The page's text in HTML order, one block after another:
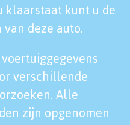
klaarstaat kunt u de
deze auto.
verschillende
Alle
zijn opgenomen